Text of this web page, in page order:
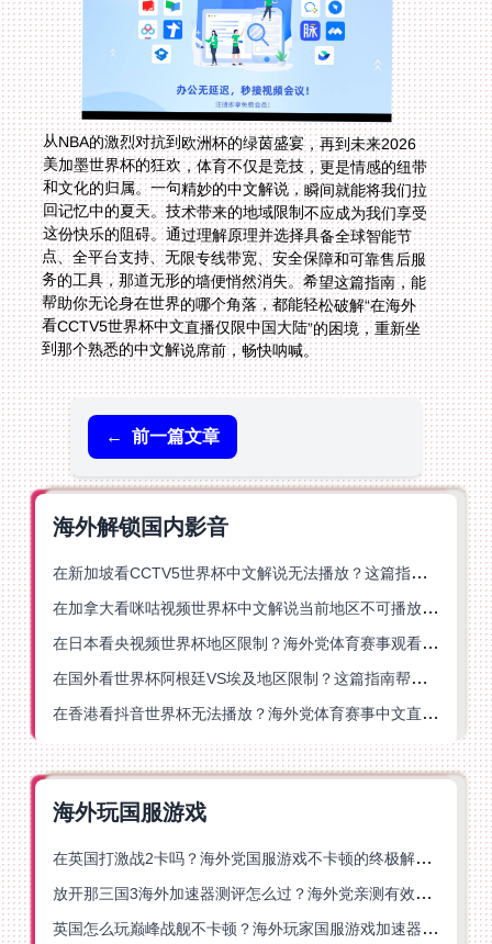
从NBA的激烈对抗到欧洲杯的绿茵盛宴，再到未来2026
美加墨世界杯的狂欢，体育不仅是竞技，更是情感的纽带
和文化的归属。一句精妙的中文解说，瞬间就能将我们拉
回记忆中的夏天。技术带来的地域限制不应成为我们享受
这份快乐的阻碍。通过理解原理并选择具备全球智能节
点、全平台支持、无限专线带宽、安全保障和可靠售后服
务的工具，那道无形的墙便悄然消失。希望这篇指南，能
帮助你无论身在世界的哪个角落，都能轻松破解“在海外
看CCTV5世界杯中文直播仅限中国大陆”的困境，重新坐
到那个熟悉的中文解说席前，畅快呐喊。
← 前一篇文章
海外解锁国内影音
在新加坡看CCTV5世界杯中文解说无法播放？这篇指南帮你解锁海外体育直播自由
在加拿大看咪咕视频世界杯中文解说当前地区不可播放？这篇指南帮你一键解决
在日本看央视频世界杯地区限制？海外党体育赛事观看终极指南
在国外看世界杯阿根廷VS埃及地区限制？这篇指南帮你搞定中文直播+解说
在香港看抖音世界杯无法播放？海外党体育赛事中文直播终极指南
海外玩国服游戏
在英国打激战2卡吗？海外党国服游戏不卡顿的终极解决方案
放开那三国3海外加速器测评怎么过？海外党亲测有效的国服游戏加速指南
英国怎么玩巅峰战舰不卡顿？海外玩家国服游戏加速器终极指南